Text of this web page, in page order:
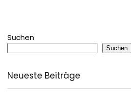
Suchen
Suchen
Neueste Beiträge